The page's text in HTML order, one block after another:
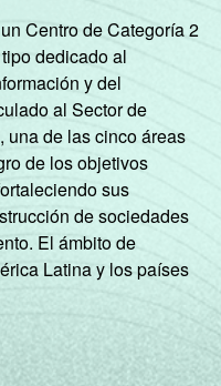
Centro de Categoría 2
dedicado al
y del
al Sector de
una de las cinco áreas
de los objetivos
sus
de sociedades
El ámbito de
Latina y los países